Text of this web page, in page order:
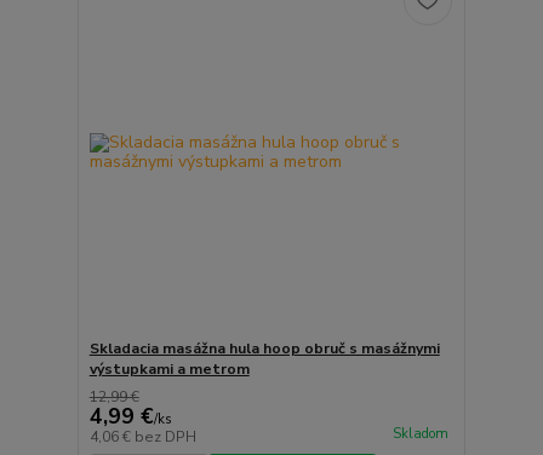
Skladacia masážna hula hoop obruč s masážnymi
výstupkami a metrom
12,99 €
4,99 €/ks
4,06 € bez DPH Skladom